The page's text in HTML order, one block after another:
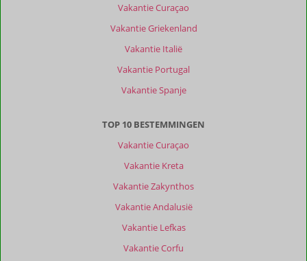
Vakantie Curaçao
Vakantie Griekenland
Vakantie Italië
Vakantie Portugal
Vakantie Spanje
TOP 10 BESTEMMINGEN
Vakantie Curaçao
Vakantie Kreta
Vakantie Zakynthos
Vakantie Andalusië
Vakantie Lefkas
Vakantie Corfu